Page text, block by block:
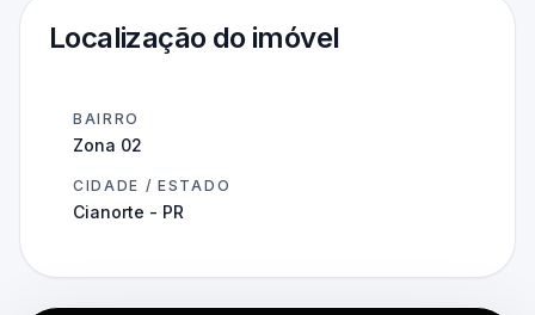
Localização do imóvel
BAIRRO
Zona 02
CIDADE / ESTADO
Cianorte - PR